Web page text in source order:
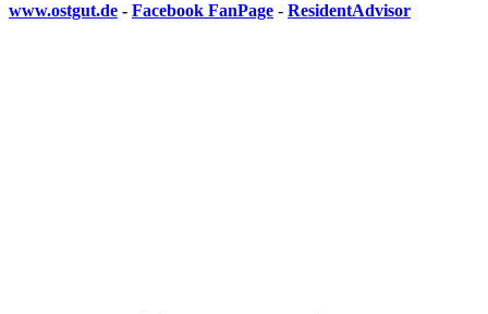
www.ostgut.de - Facebook FanPage - ResidentAdvisor